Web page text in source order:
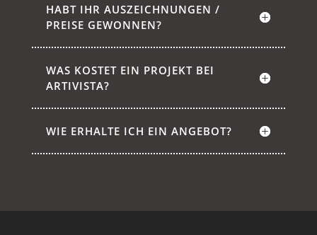
HABT IHR AUSZEICHNUNGEN /
PREISE GEWONNEN?
WAS KOSTET EIN PROJEKT BEI
ARTIVISTA?
WIE ERHALTE ICH EIN ANGEBOT?